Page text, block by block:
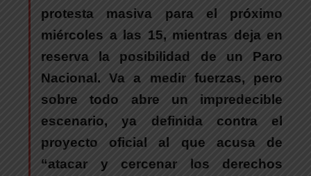
protesta masiva para el próximo
miércoles a las 15, mientras deja en
reserva la posibilidad de un Paro
Nacional . Va a medir fuerzas, pero
sobre todo abre un impredecible
escenario,ya definida contra el
proyecto oficial al que acusa de
“atacar y cercenar los derechos